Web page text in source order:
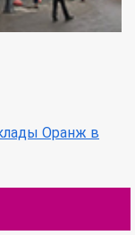
Оранж в